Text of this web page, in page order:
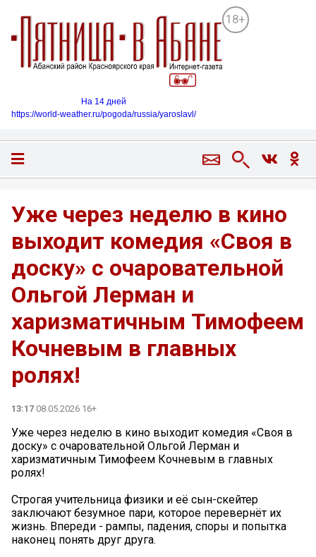
18+
На 14 дней
https://world-weather.ru/pogoda/russia/yaroslavl/
Уже через неделю в кино
выходит комедия «Своя в
доску» с очаровательной
Ольгой Лерман и
харизматичным Тимофеем
Кочневым в главных
ролях!
13:17 08.05.2026 16+
Уже через неделю в кино выходит комедия «Своя в
доску» с очаровательной Ольгой Лерман и
харизматичным Тимофеем Кочневым в главных
ролях!
Строгая учительница физики и её сын-скейтер
заключают безумное пари, которое перевернёт их
жизнь. Впереди - рампы, падения, споры и попытка
наконец понять друг друга.